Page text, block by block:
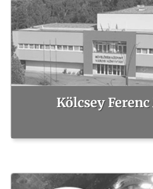
Kölcsey